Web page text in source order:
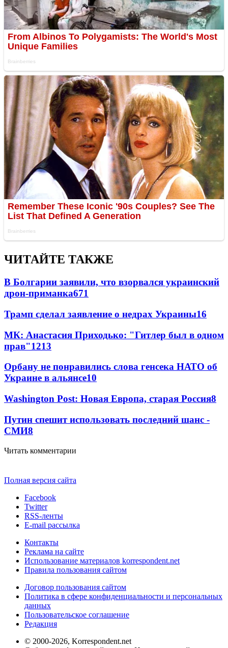
ЧИТАЙТЕ ТАКЖЕ
В Болгарии заявили, что взорвался украинский
дрон-приманка671
Трамп сделал заявление о недрах Украины16
МК: Анастасия Приходько: "Гитлер был в одном
прав"1213
Орбану не понравились слова генсека НАТО об
Украине в альянсе10
Washington Post: Новая Европа, старая Россия8
Путин спешит использовать последний шанс -
СМИ8
Читать комментарии
Полная версия сайта
Facebook
Twitter
RSS-ленты
E-mail рассылка
Контакты
Реклама на сайте
Использование материалов korrespondent.net
Правила пользования сайтом
Договор пользования сайтом
Политика в сфере конфиденциальности и персональных
данных
Пользовательское соглашение
Редакция
© 2000-2026, Korrespondent.net